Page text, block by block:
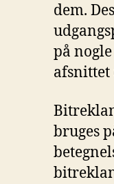
dem.
på
afsnittet
bruges